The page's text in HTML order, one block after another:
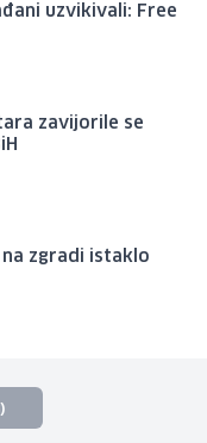
uzvikivali: Free
zavijorile se
zgradi istaklo